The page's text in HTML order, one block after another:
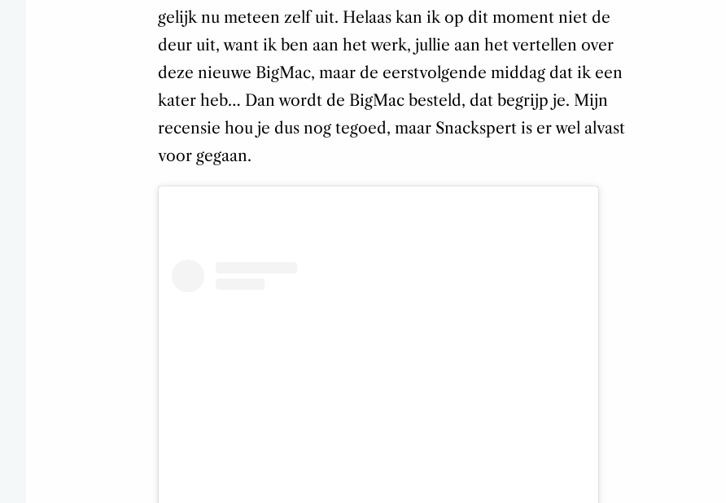
gelijk nu meteen zelf uit. Helaas kan ik op dit moment niet de
deur uit, want ik ben aan het werk, jullie aan het vertellen over
deze nieuwe BigMac, maar de eerstvolgende middag dat ik een
kater heb… Dan wordt de BigMac besteld, dat begrijp je. Mijn
recensie hou je dus nog tegoed, maar Snackspert is er wel alvast
voor gegaan.